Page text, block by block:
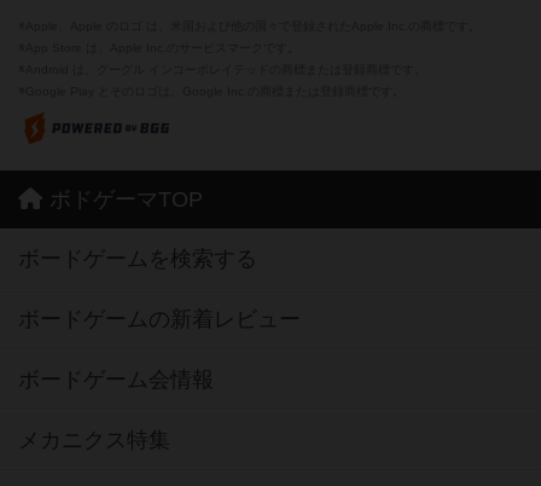
ボドゲーマTOP
ボードゲームを検索する
ボードゲームの新着レビュー
ボードゲーム会情報
メカニクス特集